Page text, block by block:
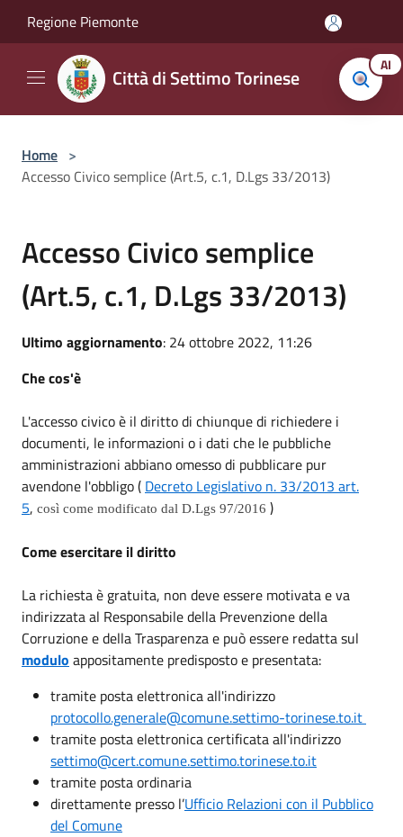
Regione Piemonte
Città di Settimo Torinese AI
Home >
Accesso Civico semplice (Art.5, c.1, D.Lgs 33/2013)
Accesso Civico semplice
(Art.5, c.1, D.Lgs 33/2013)
Ultimo aggiornamento: 24 ottobre 2022, 11:26
Che cos'è
L'accesso civico è il diritto di chiunque di richiedere i
documenti, le informazioni o i dati che le pubbliche
amministrazioni abbiano omesso di pubblicare pur
avendone l'obbligo ( Decreto Legislativo n. 33/2013 art.
5, così come modificato dal D.Lgs 97/2016 )
Come esercitare il diritto
La richiesta è gratuita, non deve essere motivata e va
indirizzata al Responsabile della Prevenzione della
Corruzione e della Trasparenza e può essere redatta sul
modulo appositamente predisposto e presentata:
tramite posta elettronica all'indirizzo
protocollo.generale@comune.settimo-torinese.to.it
tramite posta elettronica certificata all'indirizzo
settimo@cert.comune.settimo.torinese.to.it
tramite posta ordinaria
direttamente presso l’Ufficio Relazioni con il Pubblico
del Comune